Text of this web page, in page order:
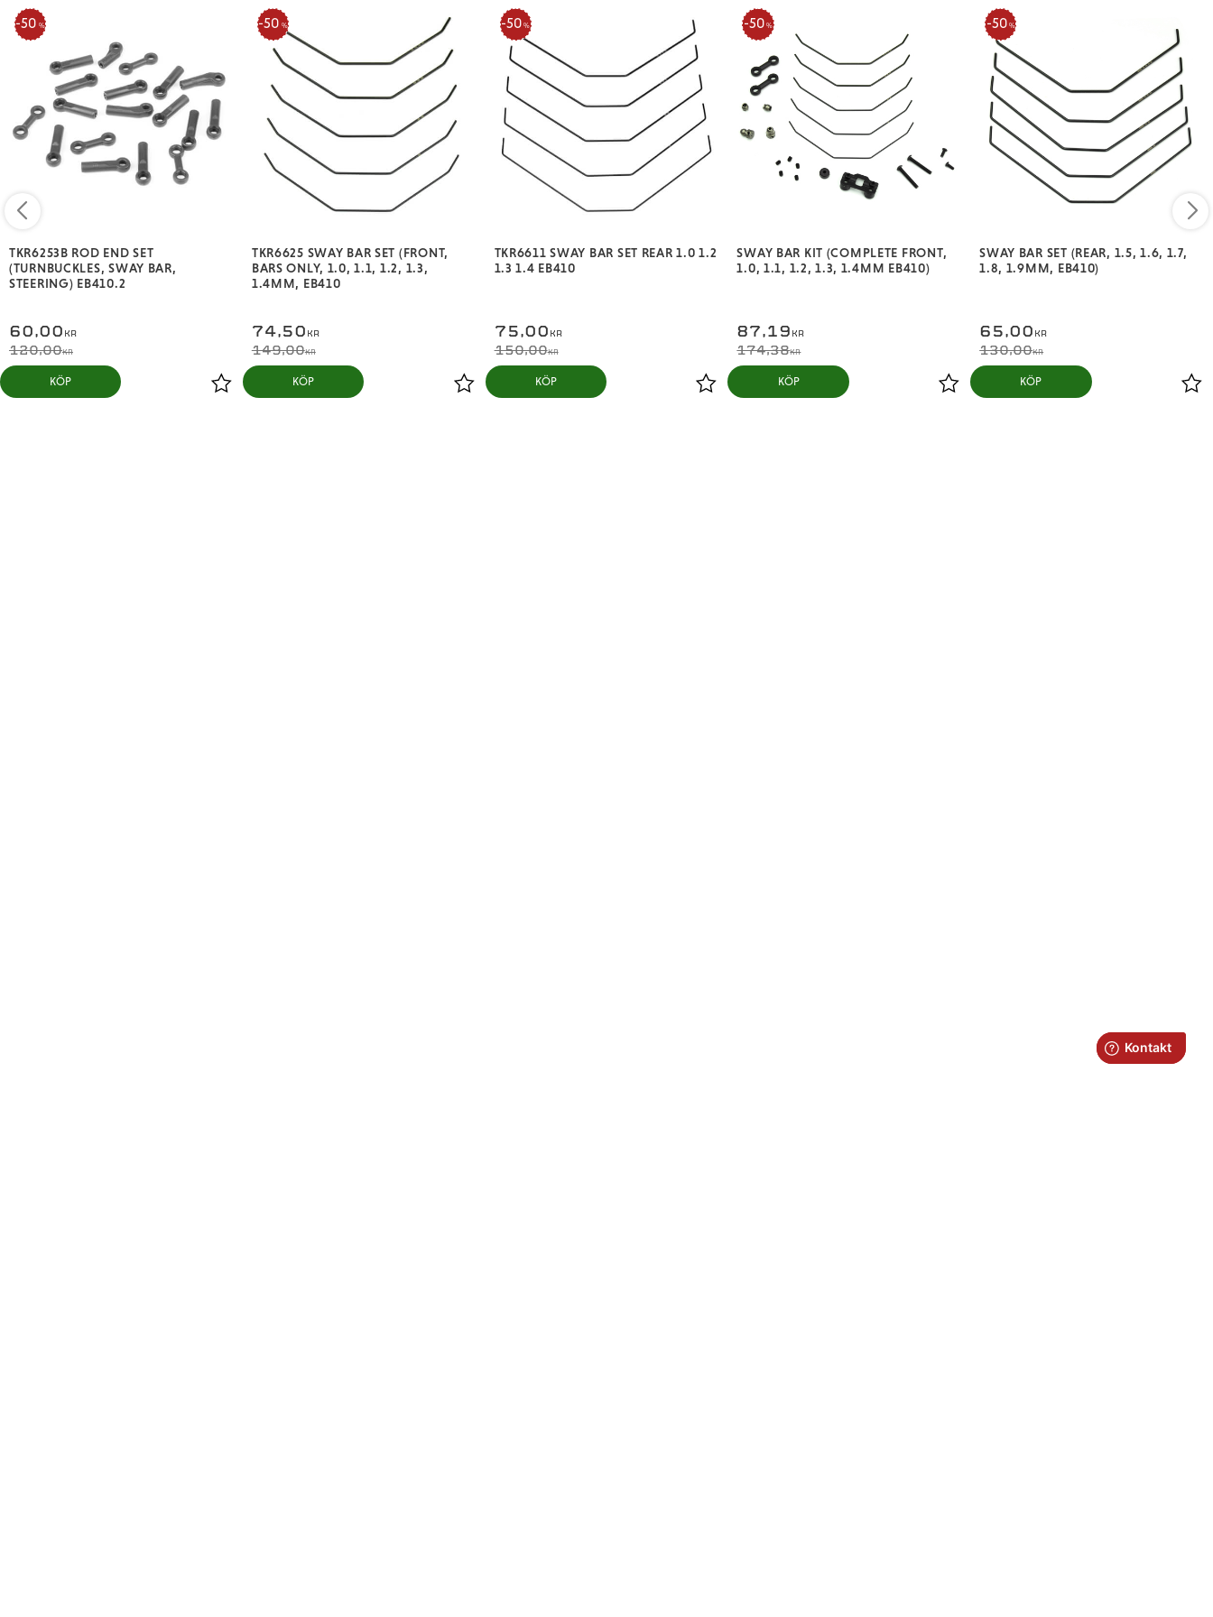
TKR6253B ROD END SET
(TURNBUCKLES, SWAY BAR,
STEERING) EB410.2
60,00 KR
120,00KR
50 %
KÖP
TKR6625 SWAY BAR SET (FRONT,
BARS ONLY, 1.0, 1.1, 1.2, 1.3,
1.4MM, EB410
74,50 KR
149,00KR
50 %
KÖP
TKR6611 SWAY BAR SET REAR 1.0 1.2
1.3 1.4 EB410
75,00 KR
150,00KR
50 %
KÖP
SWAY BAR KIT (COMPLETE FRONT,
1.0, 1.1, 1.2, 1.3, 1.4MM EB410)
87,19 KR
174,38KR
50 %
KÖP
SWAY BAR SET (REAR, 1.5, 1.6, 1.7,
1.8, 1.9MM, EB410)
65,00 KR
130,00KR
50 %
KÖP